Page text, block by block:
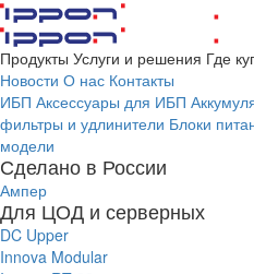
Продукты Услуги и решения Где
Новости О нас Контакты
ИБП Аксессуары для ИБП
фильтры и удлинители Блоки
модели
Сделано в России
Ампер
Для ЦОД и серверных
DC Upper
Innova Modular